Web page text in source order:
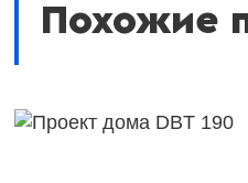
Похожие